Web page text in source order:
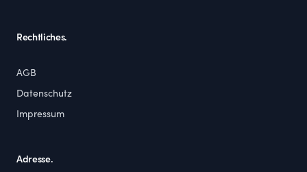
Rechtliches.
AGB
Datenschutz
Impressum
Adresse.